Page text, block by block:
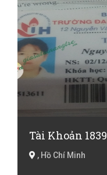
Tài Khoản 1839
, Hồ Chí Minh